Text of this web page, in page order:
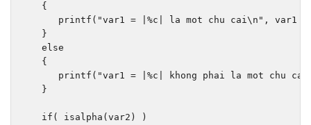
{
      printf
( "var1 = |%c| la mot chu cai\n" , var1
}
else
{
      printf
( "var1 = |%c| khong phai la mot chu
}
if ( isalpha ( var2 )
)